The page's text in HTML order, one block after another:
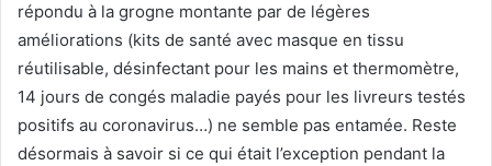
répondu à la grogne montante par de légères
améliorations (kits de santé avec masque en tissu
réutilisable, désinfectant pour les mains et thermomètre,
14 jours de congés maladie payés pour les livreurs testés
positifs au coronavirus…) ne semble pas entamée. Reste
désormais à savoir si ce qui était l’exception pendant la